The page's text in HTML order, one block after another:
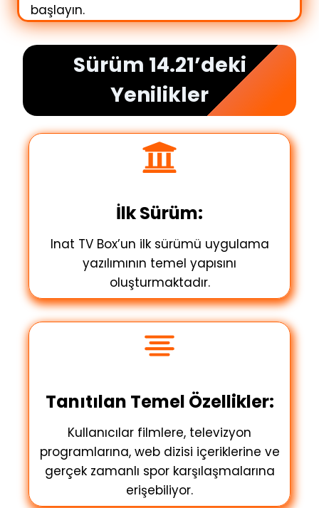
başlayın.
Sürüm 14.21’deki
Yenilikler
İlk Sürüm:
Inat TV Box’un ilk sürümü uygulama
yazılımının temel yapısını
oluşturmaktadır.
Tanıtılan Temel Özellikler:
Kullanıcılar filmlere, televizyon
programlarına, web dizisi içeriklerine ve
gerçek zamanlı spor karşılaşmalarına
erişebiliyor.